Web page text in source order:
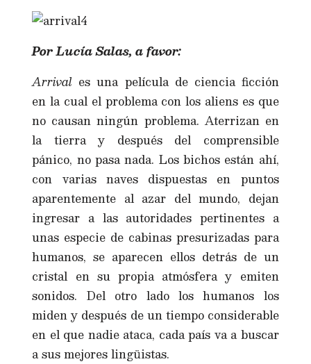
Por Lucía Salas, a favor:
Arrival es una película de ciencia ficción
en la cual el problema con los aliens es que
no causan ningún problema. Aterrizan en
la tierra y después del comprensible
pánico, no pasa nada. Los bichos están ahí,
con varias naves dispuestas en puntos
aparentemente al azar del mundo, dejan
ingresar a las autoridades pertinentes a
unas especie de cabinas presurizadas para
humanos, se aparecen ellos detrás de un
cristal en su propia atmósfera y emiten
sonidos. Del otro lado los humanos los
miden y después de un tiempo considerable
en el que nadie ataca, cada país va a buscar
a sus mejores lingüistas.